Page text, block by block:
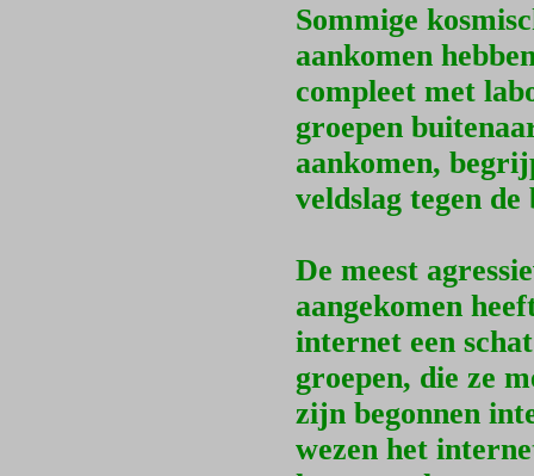
Sommige
aankomen
compleet met
groepen
aankomen,
veldslag tegen
De meest
aangekomen
internet een
groepen, die ze
zijn begonnen
wezen het